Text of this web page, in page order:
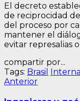
El decreto
de reciprocidad
del proceso por
mantener el
evitar represalias o
compartir por...
Tags: Brasil
Navegación
AnteriorEntrada